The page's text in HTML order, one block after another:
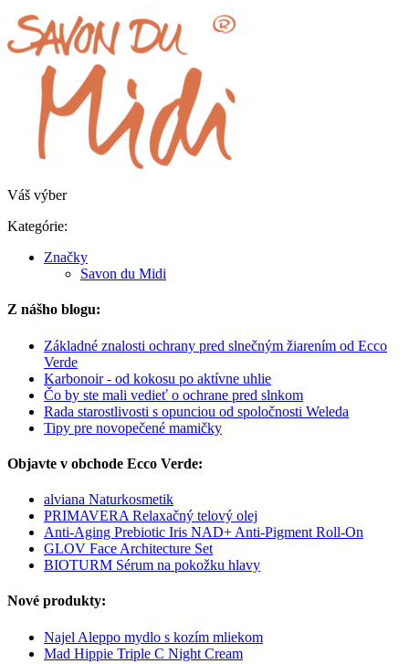
Váš výber
Kategórie:
Značky
Savon du Midi
Z nášho blogu:
Základné znalosti ochrany pred slnečným žiarením od Ecco
Verde
Karbonoir - od kokosu po aktívne uhlie
Čo by ste mali vedieť o ochrane pred slnkom
Rada starostlivosti s opunciou od spoločnosti Weleda
Tipy pre novopečené mamičky
Objavte v obchode Ecco Verde:
alviana Naturkosmetik
PRIMAVERA Relaxačný telový olej
Anti-Aging Prebiotic Iris NAD+ Anti-Pigment Roll-On
GLOV Face Architecture Set
BIOTURM Sérum na pokožku hlavy
Nové produkty:
Najel Aleppo mydlo s kozím mliekom
Mad Hippie Triple C Night Cream